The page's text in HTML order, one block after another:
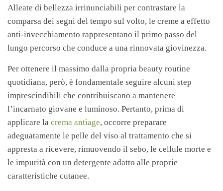
Alleate di bellezza irrinunciabili per contrastare la
comparsa dei segni del tempo sul volto, le creme a effetto
anti-invecchiamento rappresentano il primo passo del
lungo percorso che conduce a una rinnovata giovinezza.
Per ottenere il massimo dalla propria beauty routine
quotidiana, però, è fondamentale seguire alcuni step
imprescindibili che contribuiscano a mantenere
l’incarnato giovane e luminoso. Pertanto, prima di
applicare la crema antiage, occorre preparare
adeguatamente le pelle del viso al trattamento che si
appresta a ricevere, rimuovendo il sebo, le cellule morte e
le impurità con un detergente adatto alle proprie
caratteristiche cutanee.